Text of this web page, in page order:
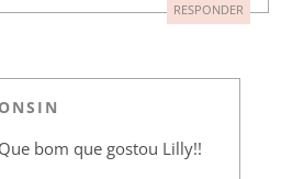
RESPONDER
bom que gostou Lilly!!